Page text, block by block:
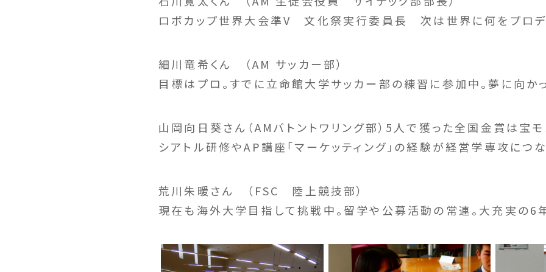
ロボカップ世界大会準V 文化祭実行委員長 次は世界に何をプロデ
細川竜希くん （AM サッカー部）
目標はプロ。すでに立命館大学サッカー部の練習に参加中。夢に向かっ
山岡向日葵さん（AMバトントワリング部）5人で獲った全国金賞は宝モ
シアトル研修やAP講座「マーケッティング」の経験が経営学専攻につな
荒川朱暖さん （FSC 陸上競技部）
現在も海外大学目指して挑戦中。留学や公募活動の常連。大充実の6